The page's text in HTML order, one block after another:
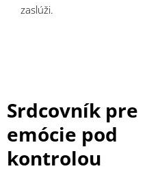
zaslúži.
Srdcovník pre
emócie pod
kontrolou